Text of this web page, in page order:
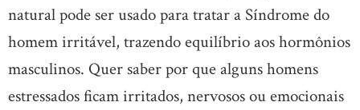
natural pode ser usado para tratar a Síndrome do
homem irritável, trazendo equilíbrio aos hormônios
masculinos. Quer saber por que alguns homens
estressados ​​ficam irritados, nervosos ou emocionais